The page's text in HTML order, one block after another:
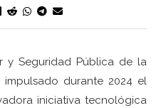
y Seguridad Pública de la
durante 2024 el
iniciativa tecnológica